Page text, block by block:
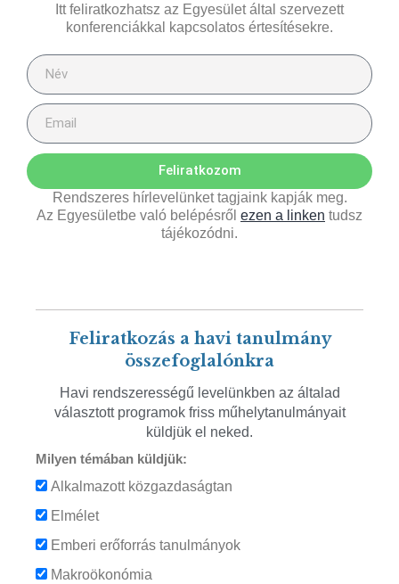
Itt feliratkozhatsz az Egyesület által szervezett
konferenciákkal kapcsolatos értesítésekre.
Feliratkozom
Rendszeres hírlevelünket tagjaink kapják meg.
Az Egyesületbe való belépésről ezen a linken tudsz
tájékozódni.
Feliratkozás a havi tanulmány
összefoglalónkra
Havi rendszerességű levelünkben az általad
választott programok friss műhelytanulmányait
küldjük el neked.
Milyen témában küldjük:
Alkalmazott közgazdaságtan
Elmélet
Emberi erőforrás tanulmányok
Makroökonómia